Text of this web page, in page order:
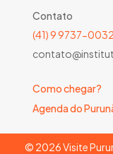
Contato
(41) 9 9737-0032
Como chegar?
Agenda do
© 2026Visite